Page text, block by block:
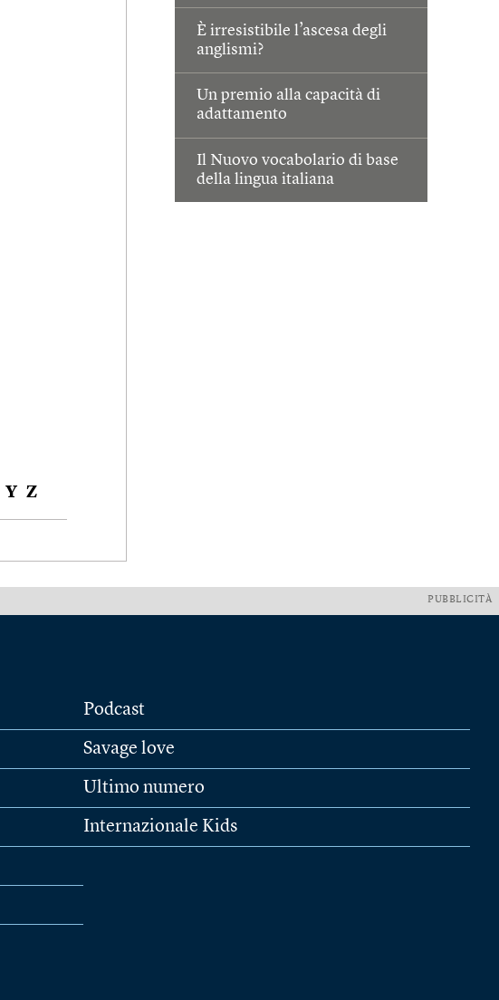
È irresistibile l’ascesa degli
anglismi?
Un premio alla capacità di
adattamento
Il Nuovo vocabolario di base
della lingua italiana
Y Z
PUBBLICITÀ
Podcast
Savage love
Ultimo numero
Internazionale Kids